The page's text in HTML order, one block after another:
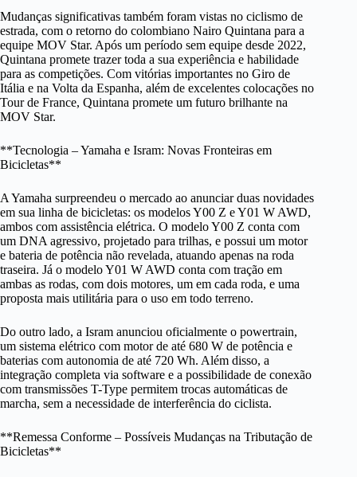
Mudanças significativas também foram vistas no ciclismo de
estrada, com o retorno do colombiano Nairo Quintana para a
equipe MOV Star. Após um período sem equipe desde 2022,
Quintana promete trazer toda a sua experiência e habilidade
para as competições. Com vitórias importantes no Giro de
Itália e na Volta da Espanha, além de excelentes colocações no
Tour de France, Quintana promete um futuro brilhante na
MOV Star.
**Tecnologia – Yamaha e Isram: Novas Fronteiras em
Bicicletas**
A Yamaha surpreendeu o mercado ao anunciar duas novidades
em sua linha de bicicletas: os modelos Y00 Z e Y01 W AWD,
ambos com assistência elétrica. O modelo Y00 Z conta com
um DNA agressivo, projetado para trilhas, e possui um motor
e bateria de potência não revelada, atuando apenas na roda
traseira. Já o modelo Y01 W AWD conta com tração em
ambas as rodas, com dois motores, um em cada roda, e uma
proposta mais utilitária para o uso em todo terreno.
Do outro lado, a Isram anunciou oficialmente o powertrain,
um sistema elétrico com motor de até 680 W de potência e
baterias com autonomia de até 720 Wh. Além disso, a
integração completa via software e a possibilidade de conexão
com transmissões T-Type permitem trocas automáticas de
marcha, sem a necessidade de interferência do ciclista.
**Remessa Conforme – Possíveis Mudanças na Tributação de
Bicicletas**